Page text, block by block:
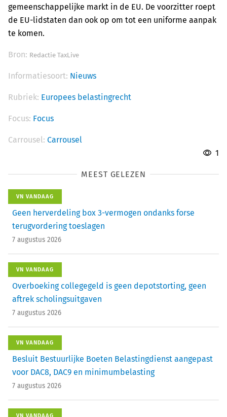
gemeenschappelijke markt in de EU. De voorzitter roept
de EU-lidstaten dan ook op om tot een uniforme aanpak
te komen.
Bron: Redactie TaxLive
Informatiesoort: Nieuws
Rubriek: Europees belastingrecht
Focus: Focus
Carrousel: Carrousel
1
MEEST GELEZEN
VN VANDAAG
Geen herverdeling box 3-vermogen ondanks forse
terugvordering toeslagen
7 augustus 2026
VN VANDAAG
Overboeking collegegeld is geen depotstorting, geen
aftrek scholingsuitgaven
7 augustus 2026
VN VANDAAG
Besluit Bestuurlijke Boeten Belastingdienst aangepast
voor DAC8, DAC9 en minimumbelasting
7 augustus 2026